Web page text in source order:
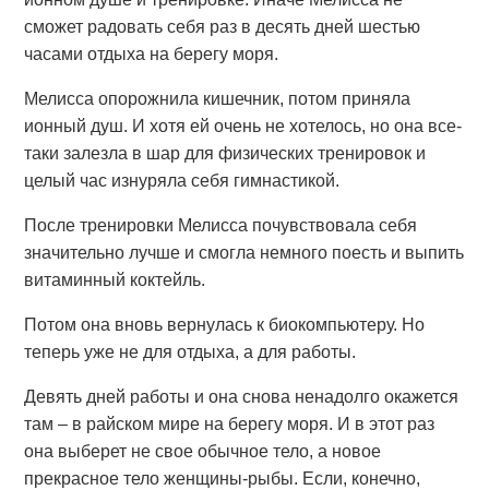
сможет радовать себя раз в десять дней шестью
часами отдыха на берегу моря.
Мелисса опорожнила кишечник, потом приняла
ионный душ. И хотя ей очень не хотелось, но она все-
таки залезла в шар для физических тренировок и
целый час изнуряла себя гимнастикой.
После тренировки Мелисса почувствовала себя
значительно лучше и смогла немного поесть и выпить
витаминный коктейль.
Потом она вновь вернулась к биокомпьютеру. Но
теперь уже не для отдыха, а для работы.
Девять дней работы и она снова ненадолго окажется
там – в райском мире на берегу моря. И в этот раз
она выберет не свое обычное тело, а новое
прекрасное тело женщины-рыбы. Если, конечно,